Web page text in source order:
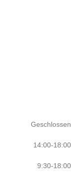
Geschlossen
14:00-18:00
9:30-18:00